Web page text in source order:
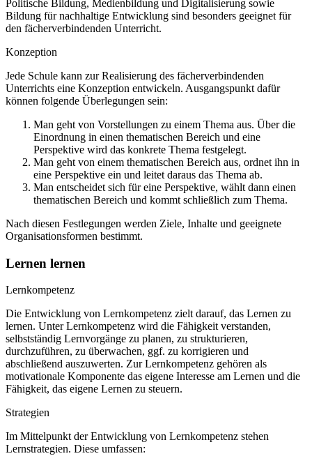
Politische Bildung, Medienbildung und Digitalisierung sowie
Bildung für nachhaltige Entwicklung sind besonders geeignet für
den fächerverbindenden Unterricht.
Konzeption
Jede Schule kann zur Realisierung des fächerverbindenden
Unterrichts eine Konzeption entwickeln. Ausgangspunkt dafür
können folgende Überlegungen sein:
Man geht von Vorstellungen zu einem Thema aus. Über die
Einordnung in einen thematischen Bereich und eine
Perspektive wird das konkrete Thema festgelegt.
Man geht von einem thematischen Bereich aus, ordnet ihn in
eine Perspektive ein und leitet daraus das Thema ab.
Man entscheidet sich für eine Perspektive, wählt dann einen
thematischen Bereich und kommt schließlich zum Thema.
Nach diesen Festlegungen werden Ziele, Inhalte und geeignete
Organisationsformen bestimmt.
Lernen lernen
Lernkompetenz
Die Entwicklung von Lernkompetenz zielt darauf, das Lernen zu
lernen. Unter Lernkompetenz wird die Fähigkeit verstanden,
selbstständig Lernvorgänge zu planen, zu strukturieren,
durchzuführen, zu überwachen, ggf. zu korrigieren und
abschließend auszuwerten. Zur Lernkompetenz gehören als
motivationale Komponente das eigene Interesse am Lernen und die
Fähigkeit, das eigene Lernen zu steuern.
Strategien
Im Mittelpunkt der Entwicklung von Lernkompetenz stehen
Lernstrategien. Diese umfassen: